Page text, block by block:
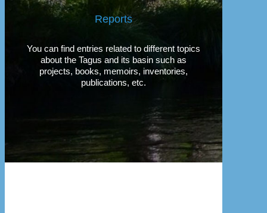
Reports
You can find entries related to different topics
about the Tagus and its basin such as
projects, books, memoirs, inventories,
publications, etc.